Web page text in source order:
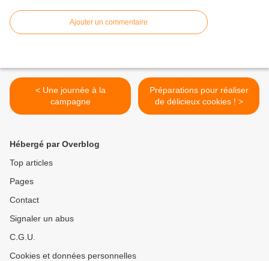
Ajouter un commentaire
< Une journée à la
campagne
Préparations pour réaliser
de délicieux cookies ! >
Hébergé par Overblog
Top articles
Pages
Contact
Signaler un abus
C.G.U.
Cookies et données personnelles